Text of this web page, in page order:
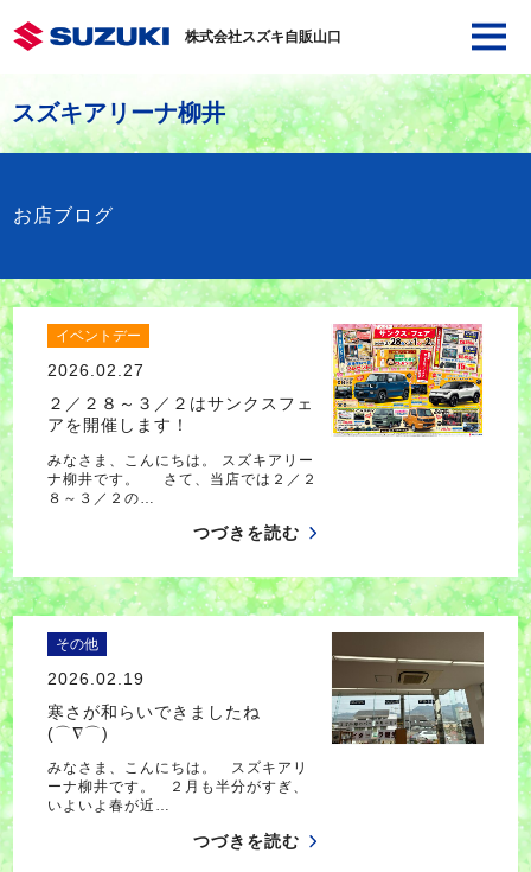
株式会社スズキ自販山口
スズキアリーナ柳井
お店ブログ
イベントデー
2026.02.27
２／２８～３／２はサンクスフェ
アを開催します！
みなさま、こんにちは。 スズキアリー
ナ柳井です。 さて、当店では２／２
８～３／２の…
つづきを読む
その他
2026.02.19
寒さが和らいできましたね
(⌒∇⌒)
みなさま、こんにちは。 スズキアリ
ーナ柳井です。 ２月も半分がすぎ、
いよいよ春が近…
つづきを読む